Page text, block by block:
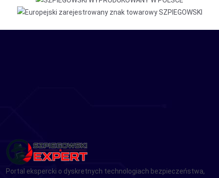
Portal ekspercki o dyskretnych technologiach bezpieczeństwa,